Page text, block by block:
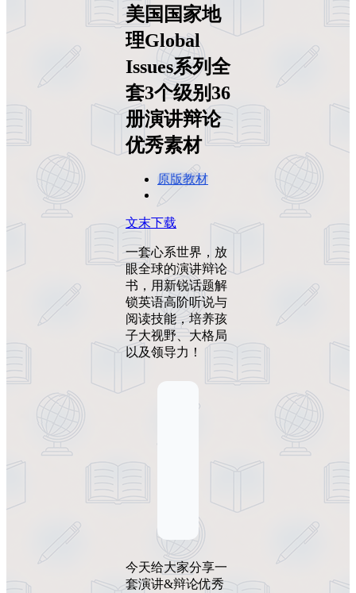
家地理Global
Issues系列全套3个
级别36册演讲辩论
优秀素材
美国国家地
理Global
Issues系列全
套3个级别36
册演讲辩论
优秀素材
原版教材
文末下载
一套心系世界，放
眼全球的演讲辩论
书，用新锐话题解
锁英语高阶听说与
阅读技能，培养孩
子大视野、大格局
以及领导力！
今天给大家分享一
套演讲&辩论优秀